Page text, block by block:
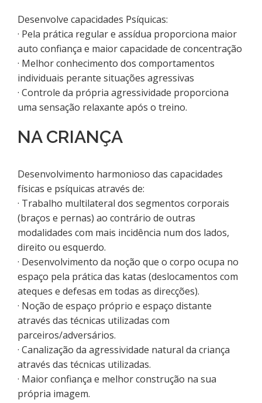
Desenvolve capacidades Psíquicas:
· Pela prática regular e assídua proporciona maior
auto confiança e maior capacidade de concentração
· Melhor conhecimento dos comportamentos
individuais perante situações agressivas
· Controle da própria agressividade proporciona
uma sensação relaxante após o treino.
NA CRIANÇA
Desenvolvimento harmonioso das capacidades
físicas e psíquicas através de:
· Trabalho multilateral dos segmentos corporais
(braços e pernas) ao contrário de outras
modalidades com mais incidência num dos lados,
direito ou esquerdo.
· Desenvolvimento da noção que o corpo ocupa no
espaço pela prática das katas (deslocamentos com
ateques e defesas em todas as direcções).
· Noção de espaço próprio e espaço distante
através das técnicas utilizadas com
parceiros/adversários.
· Canalização da agressividade natural da criança
através das técnicas utilizadas.
· Maior confiança e melhor construção na sua
própria imagem.